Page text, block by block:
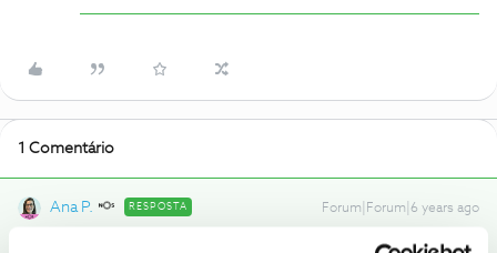
1 Comentário
Ana P. RESPOSTA Forum|Forum|6 years ago